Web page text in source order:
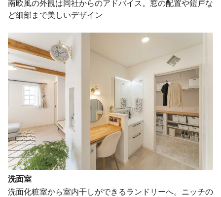
南欧風の外観は同社からのアドバイス。窓の配置や鎧戸な
ど細部まで美しいデザイン
洗面室
洗面化粧室から室内干しができるランドリーへ。ニッチの